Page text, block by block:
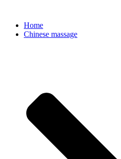
inhoud
Home
Chinese massage